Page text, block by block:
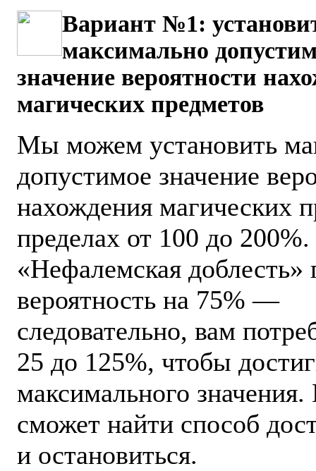
Вариант №1:
максимально
значение вероятности
магических предметов
Мы можем установить
допустимое значение
нахождения магических
пределах от 100 до 200%.
«Нефалемская
вероятность на 75% —
следовательно, вам
25 до 125%, чтобы
максимального
сможет найти способ
и остановиться.